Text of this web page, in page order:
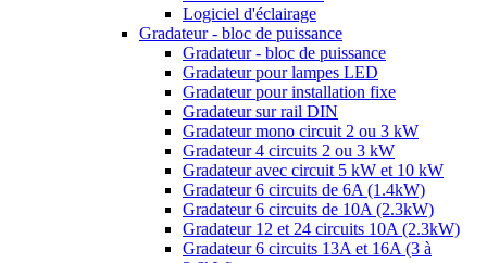
Logiciel d'éclairage
Gradateur - bloc de puissance
Gradateur - bloc de puissance
Gradateur pour lampes LED
Gradateur pour installation fixe
Gradateur sur rail DIN
Gradateur mono circuit 2 ou 3 kW
Gradateur 4 circuits 2 ou 3 kW
Gradateur avec circuit 5 kW et 10 kW
Gradateur 6 circuits de 6A (1.4kW)
Gradateur 6 circuits de 10A (2.3kW)
Gradateur 12 et 24 circuits 10A (2.3kW)
Gradateur 6 circuits 13A et 16A (3 à